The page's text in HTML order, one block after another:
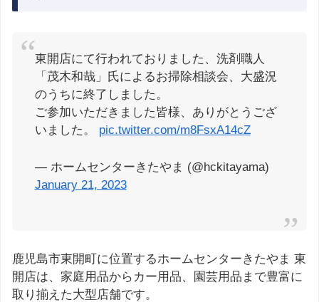
東開店にて行われておりました、洗剤職人
「茂木和哉」氏によるお掃除相談会、大盛況
のうちに終了しました。
ご参加いただきました皆様、ありがとうござ
いました。 pic.twitter.com/m8FsxA14cZ
— ホームセンターきたやま (@hckitayama)
January 21, 2023
鹿児島市東開町に位置するホームセンターきたやま 東
開店は、家庭用品からカー用品、園芸用品まで豊富に
取り揃えた大型店舗です。